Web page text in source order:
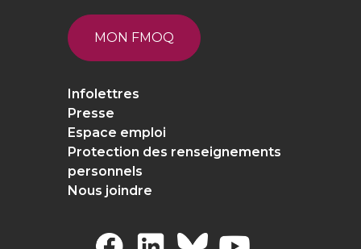
MON FMOQ
Infolettres
Presse
Espace emploi
Protection des renseignements
personnels
Nous joindre